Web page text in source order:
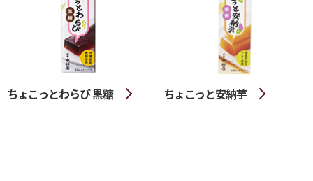
ちょこっとわらび 黒糖 ちょこっと安納芋